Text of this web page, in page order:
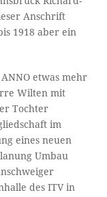
Anschrift
1918 aber ein
etwas mehr
Wilten mit
Tochter
im
eines neuen
Umbau
des ITV in